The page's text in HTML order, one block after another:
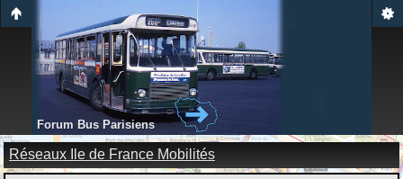
Forum Bus Parisiens
Réseaux Ile de France Mobilités